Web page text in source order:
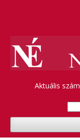
Aktuális szám